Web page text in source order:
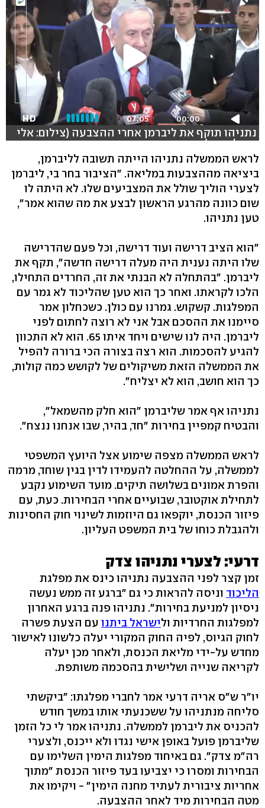
00:00
07:05
HD
נתניהו תוקף את ליברמן אחרי ההצבעה (צילום: אלי
מנדלבאום )
לראש הממשלה נתניהו הייתה תשובה לליברמן,
ביציאה מההצבעות במליאה. "הציבור בחר בי, ליברמן
לצערי הוליך שולל את המצביעים שלו. לא היתה לו
שום כוונה מהרגע הראשון לבצע את מה שהוא אמר",
טען נתניהו.
"הוא הציב דרישה ועוד דרישה, וכל פעם שהדרישה
שלו היתה נענית היה מעלה דרישה חדשה", תקף את
ליברמן. "בהתחלה לא הבנתי את זה, החרדים התחילו,
הלכו לקראתו. ואחר כך הוא טען שהליכוד לא גמר עם
המפלגות. קשקוש. גמרנו עם כולן. כשכחלון אמר
סיימנו את ההסכם אבל אני לא רוצה לחתום לפני
ליברמן. היה לנו שישים ויחד איתו 65. הוא לא התכוון
להגיע להסכמות. הוא רצה בצורה הכי ברורה להפיל
את הממשלה הזאת משיקולים של לקושש כמה קולות,
כך הוא חושב, הוא לא יצליח".
נתניהו אף אמר שליברמן "הוא חלק מהשמאל",
והבטיח קמפיין בחירות "חד, בהיר, שבו אנחנו ננצח".
לראש הממשלה מצפה שימוע אצל היועץ המשפטי
לממשלה, על ההחלטה להעמידו לדין בגין שוחד, מרמה
והפרת אמונים בשלושה תיקים. מועד השימוע נקבע
לתחילת אוקטובר, שבועיים אחרי הבחירות. כעת, עם
פיזור הכנסת, יוקפאו גם היוזמות לשינוי חוק החסינות
ולהגבלת כוחו של בית המשפט העליון.
דרעי: לצערי נתניהו צדק
זמן קצר לפני ההצבעה נתניהו כינס את מפלגת
הליכוד וניסה להראות כי גם "ברגע זה ממש נעשה
ניסיון למניעת בחירות". נתניהו פנה ברגע האחרון
למפלגות החרדיות ולישראל ביתנו עם הצעת פשרה
לחוק הגיוס, לפיה החוק המקורי יעלה כלשונו לאישור
מחדש על-ידי מליאת הכנסת, ולאחר מכן יעלה
לקריאה שנייה ושלישית בהסכמה משותפת.
יו"ר ש"ס אריה דרעי אמר לחברי מפלגתו: "ביקשתי
סליחה מנתניהו על ששכנעתי אותו במשך חודש
להכניס את ליברמן לממשלה. נתניהו אמר לי כל הזמן
שליברמן פועל באופן אישי נגדו ולא ייכנס, ולצערי
רה"מ צדק". גם באיחוד מפלגות הימין השלימו עם
הבחירות ומסרו כי יצביעו בעד פיזור הכנסת "מתוך
אחריות ציבורית לעתיד מחנה הימין" - ויקימו את
מטה הבחירות מיד לאחר ההצבעה.